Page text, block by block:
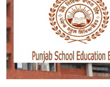
ਨਤੀਜਿਆਂ
ਐਲਾਨ